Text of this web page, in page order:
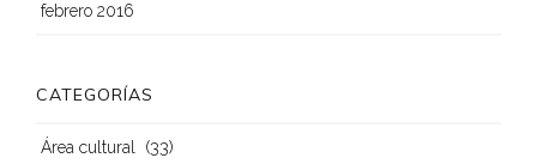
febrero 2016
CATEGORÍAS
Área cultural (33)